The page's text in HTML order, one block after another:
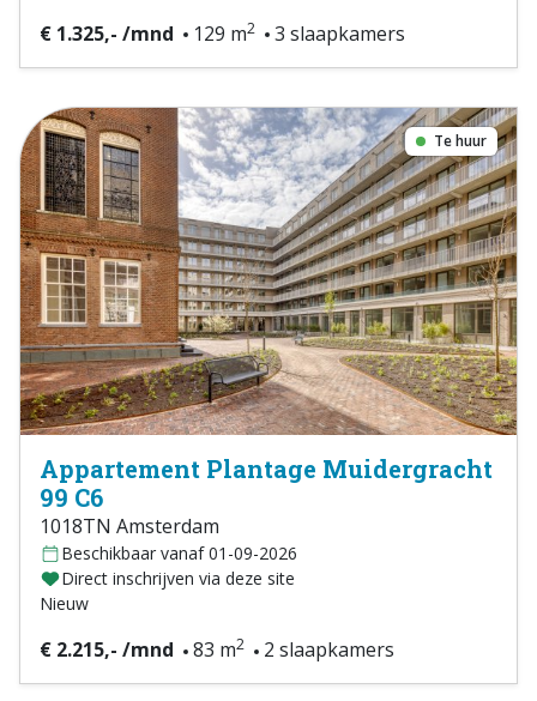
€ 1.325,- /mnd 129 m2 3 slaapkamers
Te huur
Appartement Plantage Muidergracht
99 C6
1018TN Amsterdam
Beschikbaar vanaf 01-09-2026
Direct inschrijven via deze site
Nieuw
€ 2.215,- /mnd 83 m2 2 slaapkamers